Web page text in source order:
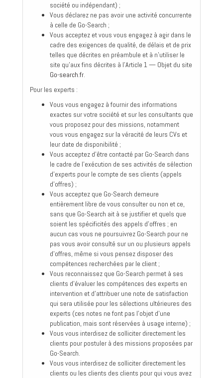
société ou indépendant) ;
Vous déclarez ne pas avoir une activité concurrente
à celle de Go-Search ;
Vous acceptez et vous vous engagez à agir dans le
cadre des exigences de qualité, de délais et de prix
telles que décrites en préambule et à n'utiliser le
site qu'aux fins décrites à l'Article 1 — Objet du site
Go-search.fr.
Pour les experts :
Vous vous engagez à fournir des informations
exactes sur votre société et sur les consultants que
vous proposez pour des missions, notamment
vous vous engagez sur la véracité de leurs CVs et
leur date de disponibilité ;
Vous acceptez d'être contacté par Go-Search dans
le cadre de l'exécution de ses activités de sélection
d'experts pour le compte de ses clients (appels
d'offres) ;
Vous acceptez que Go-Search demeure
entièrement libre de vous consulter ou non et ce,
sans que Go-Search ait à se justifier et quels que
soient les spécificités des appels d'offres ; en
aucun cas vous ne poursuivrez Go-Search pour ne
pas vous avoir consulté sur un ou plusieurs appels
d'offres, même si vous pensez disposer des
compétences recherchées par le client ;
Vous reconnaissez que Go-Search permet à ses
clients d'évaluer les compétences des experts en
intervention et d'attribuer une note de satisfaction
qui sera utilisée pour les sélections ultérieures des
experts (ces notes ne font pas l'objet d'une
publication, mais sont réservées à usage interne) ;
Vous vous interdisez de solliciter directement les
clients pour postuler à des missions proposées par
Go-Search.
Vous vous interdisez de solliciter directement les
clients ou les clients des clients pour qui vous avez